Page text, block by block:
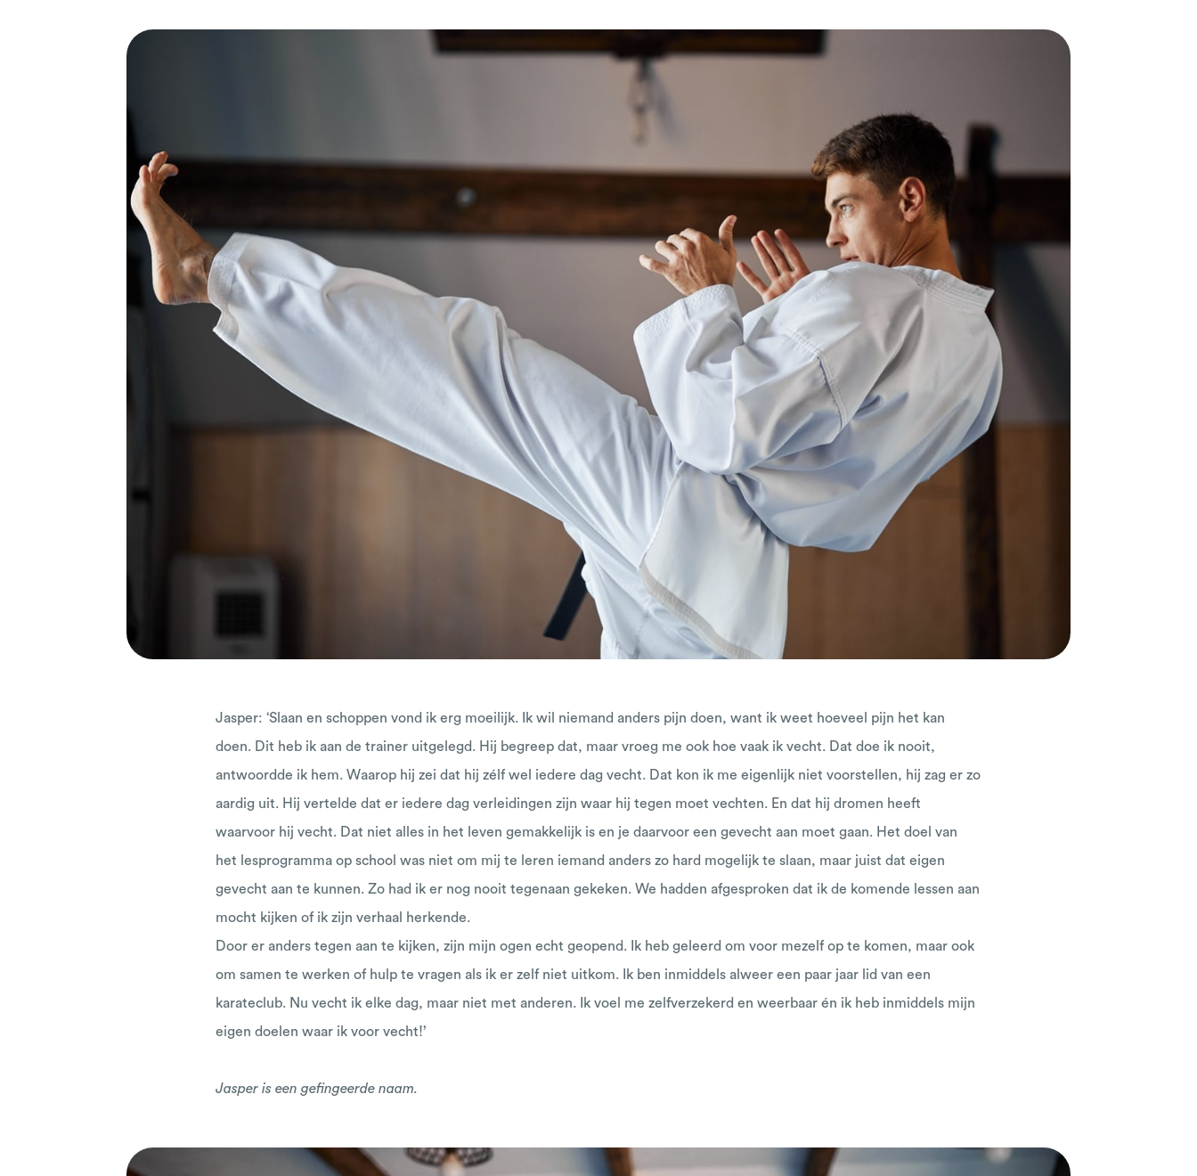
Jasper: ‘Slaan en schoppen vond ik erg moeilijk. Ik wil niemand anders pijn doen, want ik weet hoeveel pijn het kan
doen. Dit heb ik aan de trainer uitgelegd. Hij begreep dat, maar vroeg me ook hoe vaak ik vecht. Dat doe ik nooit,
antwoordde ik hem. Waarop hij zei dat hij zélf wel iedere dag vecht. Dat kon ik me eigenlijk niet voorstellen, hij zag er zo
aardig uit. Hij vertelde dat er iedere dag verleidingen zijn waar hij tegen moet vechten. En dat hij dromen heeft
waarvoor hij vecht. Dat niet alles in het leven gemakkelijk is en je daarvoor een gevecht aan moet gaan. Het doel van
het lesprogramma op school was niet om mij te leren iemand anders zo hard mogelijk te slaan, maar juist dat eigen
gevecht aan te kunnen. Zo had ik er nog nooit tegenaan gekeken. We hadden afgesproken dat ik de komende lessen aan
mocht kijken of ik zijn verhaal herkende.
Door er anders tegen aan te kijken, zijn mijn ogen echt geopend. Ik heb geleerd om voor mezelf op te komen, maar ook
om samen te werken of hulp te vragen als ik er zelf niet uitkom. Ik ben inmiddels alweer een paar jaar lid van een
karateclub. Nu vecht ik elke dag, maar niet met anderen. Ik voel me zelfverzekerd en weerbaar én ik heb inmiddels mijn
eigen doelen waar ik voor vecht!’
Jasper is een gefingeerde naam.